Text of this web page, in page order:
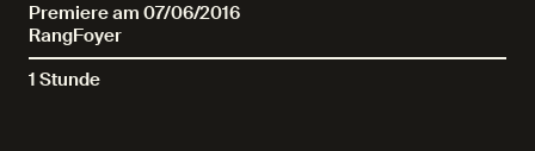
Premiere am 07/06/2016
RangFoyer
1 Stunde